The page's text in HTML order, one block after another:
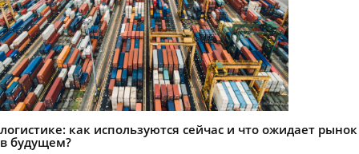
логистике: как используются сейчас и что ожидает рынок
в будущем?